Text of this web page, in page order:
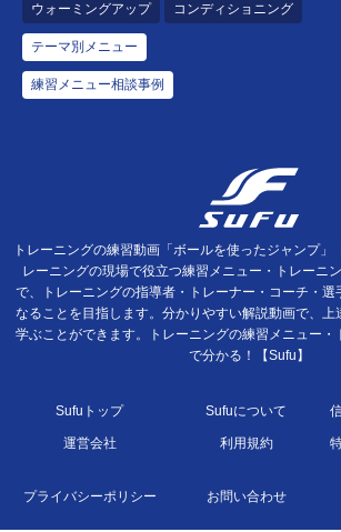
ウォーミングアップ コンディショニング
テーマ別メニュー
練習メニュー相談事例
トレーニングの練習動画「ボールを使ったジャンプ」
レーニングの現場で役立つ練習メニュー・トレーニ
で、トレーニングの指導者・トレーナー・コーチ・選
なることを目指します。分かりやすい解説動画で、上
学ぶことができます。トレーニングの練習メニュー
で分かる！【Sufu】
Sufuトップ Sufuについて
運営会社 利用規約
プライバシーポリシー お問い合わせ